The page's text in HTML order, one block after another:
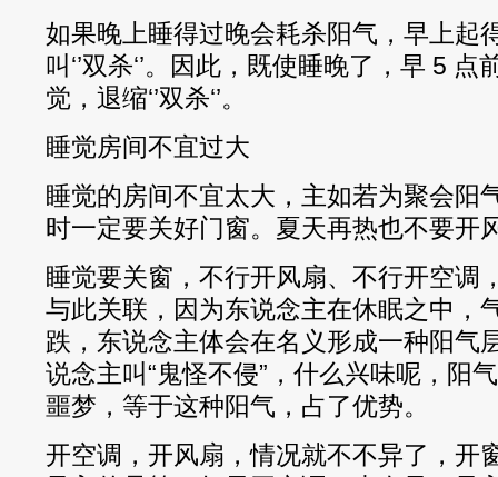
如果晚上睡得过晚会耗杀阳气，早上起
叫‘’双杀‘’。因此，既使睡晚了，早 5
觉，退缩‘’双杀‘’。
睡觉房间不宜过大
睡觉的房间不宜太大，主如若为聚会阳
时一定要关好门窗。夏天再热也不要开
睡觉要关窗，不行开风扇、不行开空调
与此关联，因为东说念主在休眠之中，
跌，东说念主体会在名义形成一种阳气
说念主叫“鬼怪不侵”，什么兴味呢，阳
噩梦，等于这种阳气，占了优势。
开空调，开风扇，情况就不不异了，开